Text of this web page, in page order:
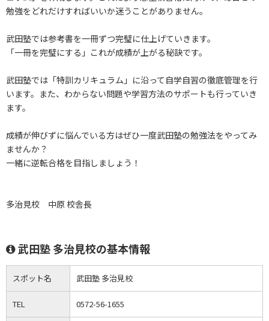
勉強をどれだけすればいいか迷うことがありません。
武田塾では参考書を一冊ずつ完璧に仕上げていきます。
「一冊を完璧にする」これが成績が上がる秘訣です。
武田塾では「特訓カリキュラム」に沿って自学自習の徹底管理を行
います。また、わからない問題や学習方法のサポートも行っていき
ます。
成績が伸びずに悩んでいる方はぜひ一度武田塾の勉強法をやってみ
ませんか？
一緒に逆転合格を目指しましょう！
多治見校 中原 校舎長
武田塾 多治見校の基本情報
スポット名 武田塾 多治見校
TEL 0572-56-1655